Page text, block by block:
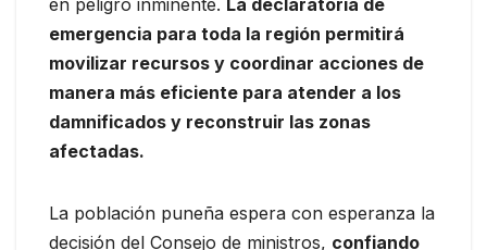
emergencia para toda la región permitirá
movilizar recursos y coordinar acciones de
manera más eficiente para atender a los
damnificados y reconstruir las zonas
afectadas.
La población puneña espera con esperanza la
decisión del Consejo de ministros, confiando